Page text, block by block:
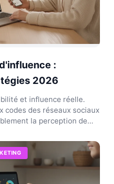
:
2026
et influence réelle.
codes des réseaux sociaux
la perception de